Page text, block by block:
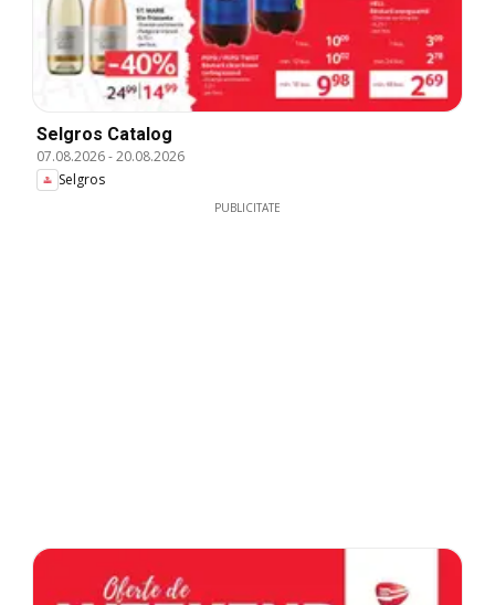
Selgros Catalog
07.08.2026-20.08.2026
Selgros
PUBLICITATE